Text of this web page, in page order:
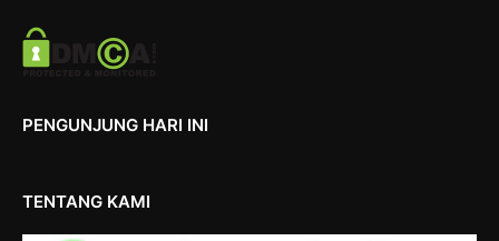
PENGUNJUNG HARI INI
TENTANG KAMI